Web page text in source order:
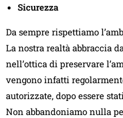
Sicurezza
Da sempre rispettiamo
La nostra realtà abbraccia
nell’ottica di preservare
vengono infatti
autorizzate, dopo essere
Non abbandoniamo nulla